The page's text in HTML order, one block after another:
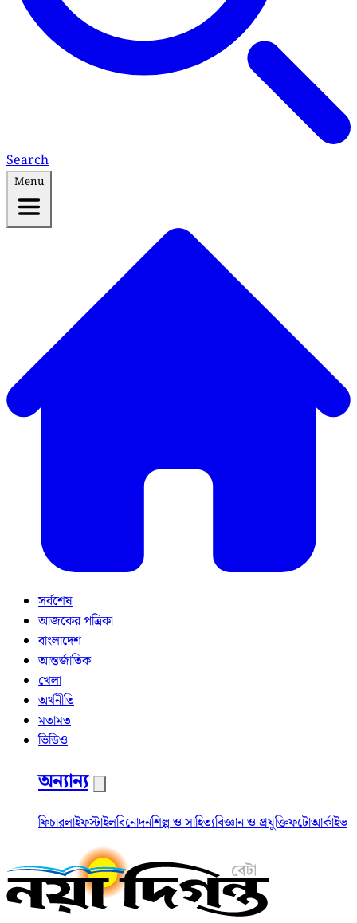
Search
Menu
সর্বশেষ
আজকের পত্রিকা
বাংলাদেশ
আন্তর্জাতিক
খেলা
অর্থনীতি
মতামত
ভিডিও
অন্যান্য
ফিচারলাইফস্টাইলবিনোদনশিল্প ও সাহিত্যবিজ্ঞান ও প্রযুক্তিফটোআর্কাইভ